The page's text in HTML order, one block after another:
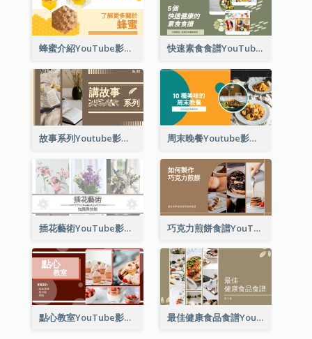
蜂蜜介紹YouTube影片縮圖 快速素食食譜YouTube影片縮圖
故事系列Youtube影片縮圖 周末晚餐Youtube影片縮圖
插花藝術YouTube影片縮圖 巧克力煎餅食譜YouTube影片縮圖
點心教室YouTube影片縮圖 最佳健康食品食譜YouTube影片縮圖